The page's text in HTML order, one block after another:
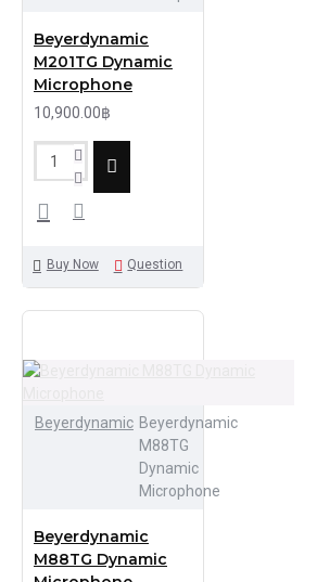
Beyerdynamic
M201TG Dynamic
Microphone
10,900.00฿
Buy Now Question
Beyerdynamic Beyerdynamic
M88TG
Dynamic
Microphone
Beyerdynamic
M88TG Dynamic